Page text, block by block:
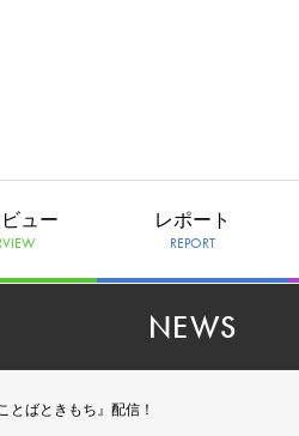
ュー レポート
REPORT
NEWS
とばときもち』配信！